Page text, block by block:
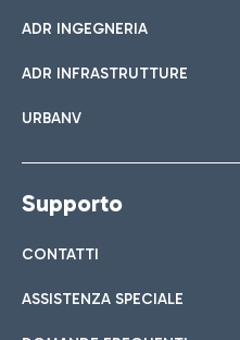
ADR INGEGNERIA
ADR INFRASTRUTTURE
URBANV
Supporto
CONTATTI
ASSISTENZA SPECIALE